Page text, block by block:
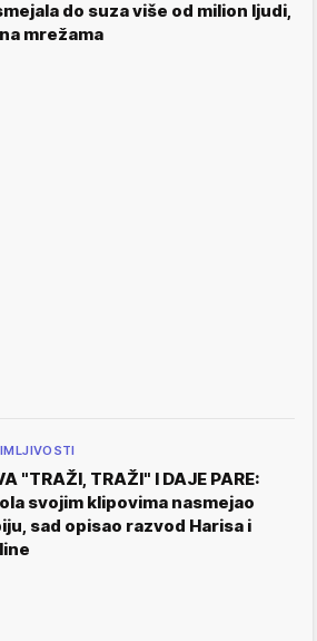
do suza više od milion ljudi,
mrežama
"TRAŽI, TRAŽI" I DAJE PARE:
svojim klipovima nasmejao
sad opisao razvod Harisa i